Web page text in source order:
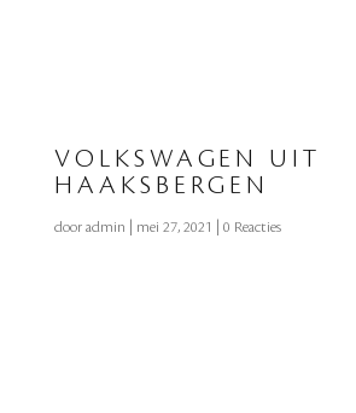
VOLKSWAGEN UIT
HAAKSBERGEN
door admin mei 27, 2021 0 Reacties